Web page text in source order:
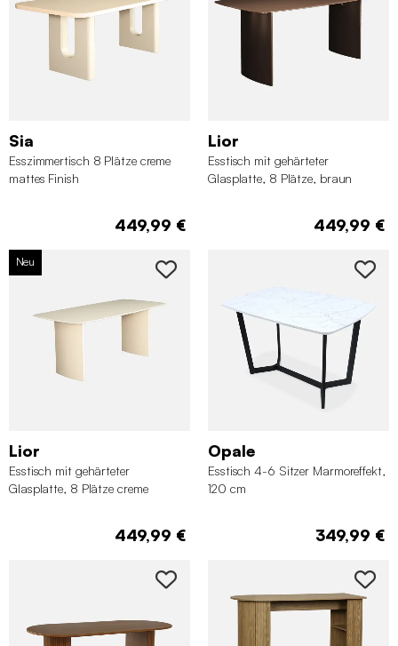
Sia
Esszimmertisch 8 Plätze creme
mattes Finish
449,99 €
Lior
Esstisch mit gehärteter
Glasplatte, 8 Plätze, braun
449,99 €
Neu
Lior
Esstisch mit gehärteter
Glasplatte, 8 Plätze creme
449,99 €
Opale
Esstisch 4-6 Sitzer Marmoreffekt,
120 cm
349,99 €